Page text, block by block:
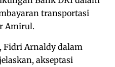
transportasi
Amirul.
Fidri Arnaldy dalam
akseptasi